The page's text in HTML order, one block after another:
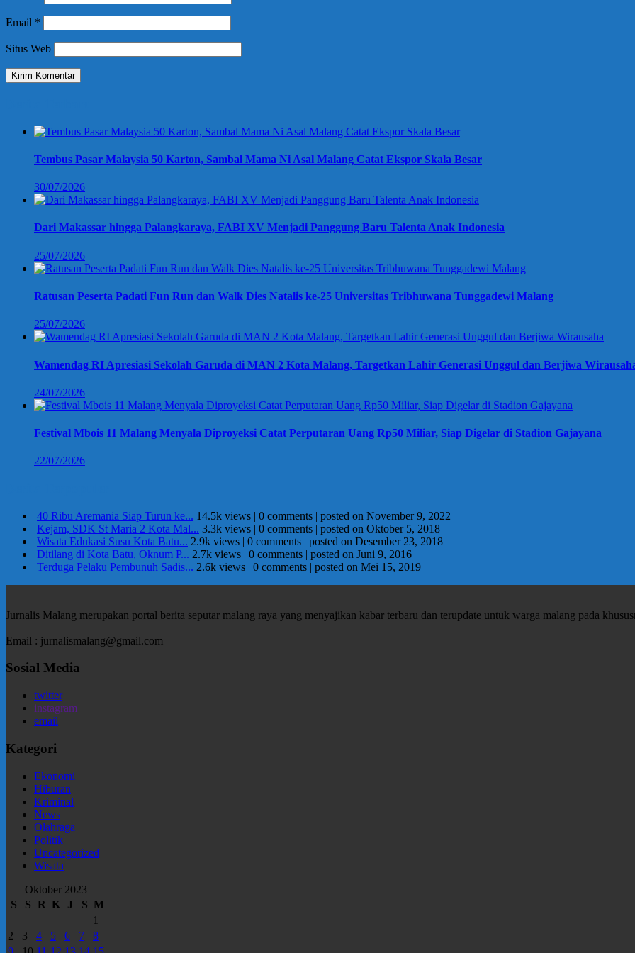
Email *
Situs Web
Tembus Pasar Malaysia 50 Karton, Sambal Mama Ni Asal Malang Catat Ekspor Skala Besar
30/07/2026
Dari Makassar hingga Palangkaraya, FABI XV Menjadi Panggung Baru Talenta Anak Indonesia
25/07/2026
Ratusan Peserta Padati Fun Run dan Walk Dies Natalis ke-25 Universitas Tribhuwana Tunggadewi Malang
25/07/2026
Wamendag RI Apresiasi Sekolah Garuda di MAN 2 Kota Malang, Targetkan Lahir Generasi Unggul dan Berjiwa
24/07/2026
Festival Mbois 11 Malang Menyala Diproyeksi Catat Perputaran Uang Rp50 Miliar, Siap Digelar di Stadion Gajayana
22/07/2026
40 Ribu Aremania Siap Turun ke... 14.5k views | 0 comments | posted on November 9, 2022
Kejam, SDK St Maria 2 Kota Mal... 3.3k views | 0 comments | posted on Oktober 5, 2018
Wisata Edukasi Susu Kota Batu... 2.9k views | 0 comments | posted on Desember 23, 2018
Ditilang di Kota Batu, Oknum P... 2.7k views | 0 comments | posted on Juni 9, 2016
Terduga Pelaku Pembunuh Sadis... 2.6k views | 0 comments | posted on Mei 15, 2019
Jurnalis Malang merupakan portal berita seputar malang raya yang menyajikan kabar terbaru dan terupdate untuk warga malang pada
Email : jurnalismalang@gmail.com
Sosial Media
twitter
instagram
email
Kategori
Ekonomi
Hiburan
Kriminal
News
Olahraga
Politik
Uncategorized
Wisata
Oktober 2023
S
S R K J S M
1
2
3 4 5 6 7
8